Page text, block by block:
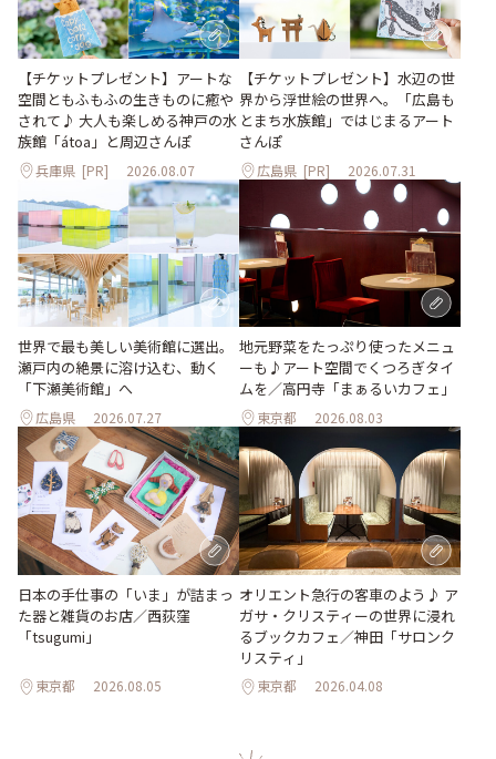
【チケットプレゼント】アートな
空間ともふもふの生きものに癒や
されて♪ 大人も楽しめる神戸の水
族館「átoa」と周辺さんぽ
兵庫県 [PR] 2026.08.07
【チケットプレゼント】水辺の世
界から浮世絵の世界へ。「広島も
とまち水族館」ではじまるアート
さんぽ
広島県 [PR] 2026.07.31
世界で最も美しい美術館に選出。
瀬戸内の絶景に溶け込む、動く
「下瀬美術館」へ
広島県 2026.07.27
地元野菜をたっぷり使ったメニュ
ーも♪アート空間でくつろぎタイ
ムを／高円寺「まぁるいカフェ」
東京都 2026.08.03
日本の手仕事の「いま」が詰まっ
た器と雑貨のお店／西荻窪
「tsugumi」
東京都 2026.08.05
オリエント急行の客車のよう♪ ア
ガサ・クリスティーの世界に浸れ
るブックカフェ／神田「サロンク
リスティ」
東京都 2026.04.08